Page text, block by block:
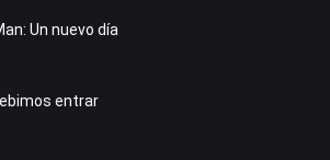
Un nuevo día
entrar